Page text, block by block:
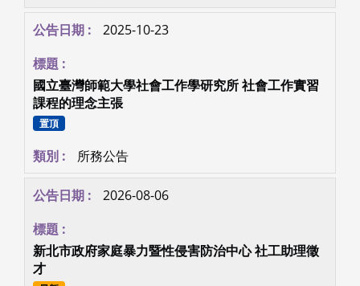
2025-10-23
國立臺灣師範大學社會工作學研究所 社會工作實習
課程的理念主張
置頂
所務公告
2026-08-06
新北市政府家庭暴力暨性侵害防治中心 社工助理徵
才